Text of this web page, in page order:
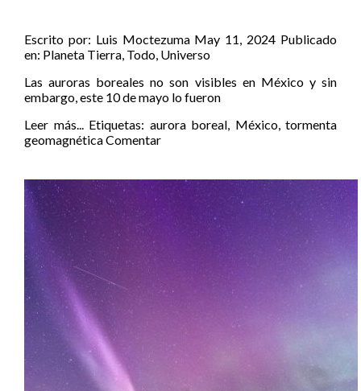
Escrito por: Luis Moctezuma May 11, 2024 Publicado
en: Planeta Tierra, Todo, Universo
Las auroras boreales no son visibles en México y sin
embargo, este 10 de mayo lo fueron
Leer más... Etiquetas: aurora boreal, México, tormenta
geomagnéticaComentar